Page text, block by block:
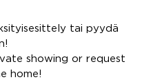
tai pyydä
showing or request
home!